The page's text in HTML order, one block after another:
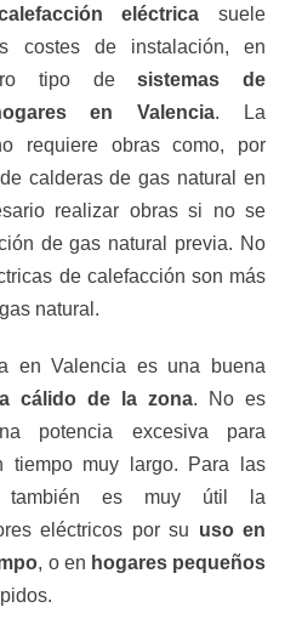
eléctrica suele
costes de instalación, en
tipo desistemas de
en Valencia. La
requiere obras como, por
calderas de gas natural en
realizar obras si no se
de gas natural previa. No
de calefacción son más
natural.
en Valencia es una buena
cálido de la zona. No es
potencia excesiva para
tiempo muy largo. Para las
también es muy útil la
eléctricos por su uso en
, o en hogares pequeños